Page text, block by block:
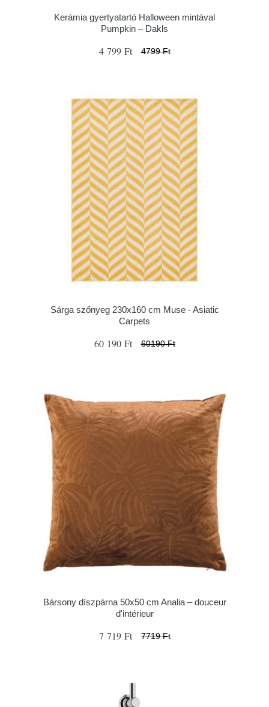
Kerámia gyertyatartó Halloween mintával
Pumpkin – Dakls
4 799 Ft 4799 Ft
Sárga szőnyeg 230x160 cm Muse - Asiatic
Carpets
60 190 Ft 60190 Ft
Bársony díszpárna 50x50 cm Analia – douceur
d'intérieur
7 719 Ft 7719 Ft